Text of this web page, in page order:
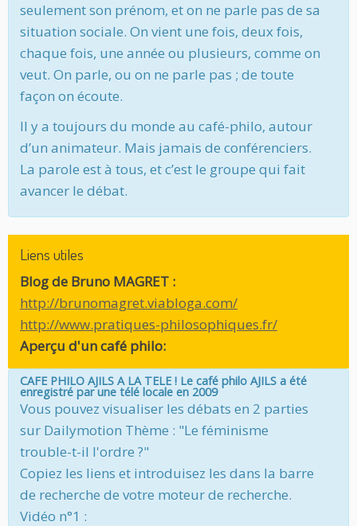
seulement son prénom, et on ne parle pas de sa
situation sociale. On vient une fois, deux fois,
chaque fois, une année ou plusieurs, comme on
veut. On parle, ou on ne parle pas ; de toute
façon on écoute.
Il y a toujours du monde au café-philo, autour
d’un animateur. Mais jamais de conférenciers.
La parole est à tous, et c’est le groupe qui fait
avancer le débat.
Liens utiles
Blog de Bruno MAGRET :
http://brunomagret.viabloga.com/
http://www.pratiques-philosophiques.fr/
Aperçu d'un café philo:
CAFE PHILO AJILS A LA TELE ! Le café philo AJILS a été
enregistré par une télé locale en 2009
Vous pouvez visualiser les débats en 2 parties
sur Dailymotion Thème : "Le féminisme
trouble-t-il l'ordre ?"
Copiez les liens et introduisez les dans la barre
de recherche de votre moteur de recherche.
Vidéo n°1 :